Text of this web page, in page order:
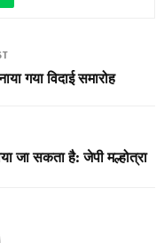
गया विदाई समारोह
जा सकता है: जेपी मल्होत्रा